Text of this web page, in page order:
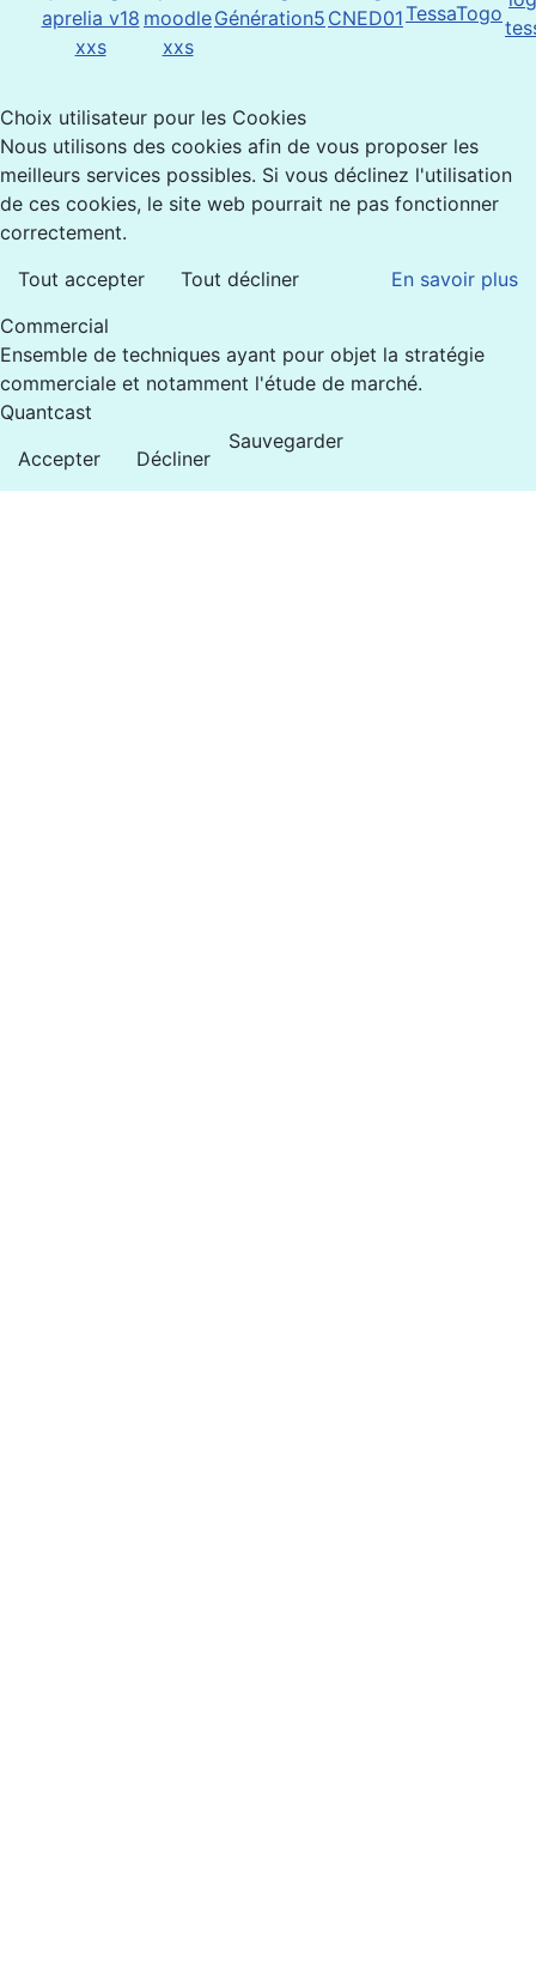
Choix utilisateur pour les Cookies
Nous utilisons des cookies afin de vous proposer les
meilleurs services possibles. Si vous déclinez l'utilisation
de ces cookies, le site web pourrait ne pas fonctionner
correctement.
Tout accepter
Tout décliner
En savoir plus
Commercial
Ensemble de techniques ayant pour objet la stratégie
commerciale et notamment l'étude de marché.
Quantcast
Accepter
Décliner
Sauvegarder